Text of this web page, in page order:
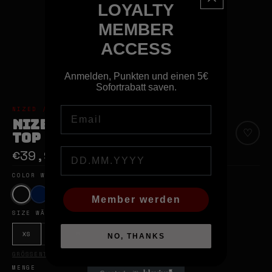
NIZED // BERLIN STREETWEAR & ART
NIZED TRUST NO ONE TANK
TOP ♡
€39,95
COLOR WÄHLENBlack
SIZE WÄHLEN
XS XL 2XL
GRÖSSENTABELLE ANSEHEN
MENGE
LOYALTY
MEMBER
ACCESS
Anmelden, Punkten und einen 5€
Sofortrabatt saven.
Member werden
NO, THANKS